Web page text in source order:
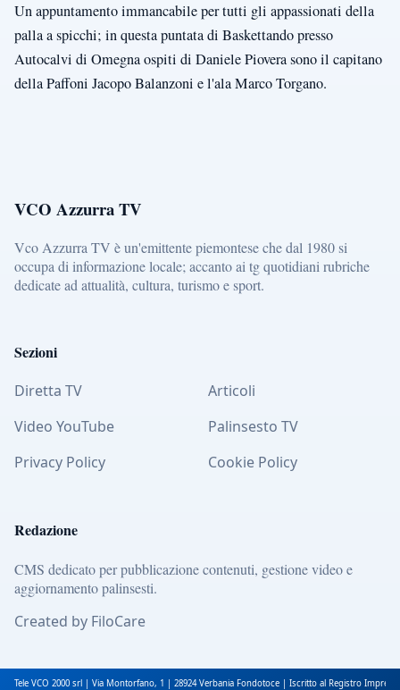
Un appuntamento immancabile per tutti gli appassionati della
palla a spicchi; in questa puntata di Baskettando presso
Autocalvi di Omegna ospiti di Daniele Piovera sono il capitano
della Paffoni Jacopo Balanzoni e l'ala Marco Torgano.
VCO Azzurra TV
Vco Azzurra TV è un'emittente piemontese che dal 1980 si
occupa di informazione locale; accanto ai tg quotidiani rubriche
dedicate ad attualità, cultura, turismo e sport.
Sezioni
Diretta TV
Articoli
Video YouTube
Palinsesto TV
Privacy Policy
Cookie Policy
Redazione
CMS dedicato per pubblicazione contenuti, gestione video e
aggiornamento palinsesti.
Created by FiloCare
Tele VCO 2000 srl | Via Montorfano, 1 | 28924 Verbania Fondotoce | Iscritto al Registro Imprese